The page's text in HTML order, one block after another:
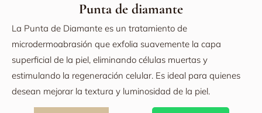
Punta de diamante
La Punta de Diamante es un tratamiento de
microdermoabrasión que exfolia suavemente la capa
superficial de la piel, eliminando células muertas y
estimulando la regeneración celular. Es ideal para quienes
desean mejorar la textura y luminosidad de la piel.